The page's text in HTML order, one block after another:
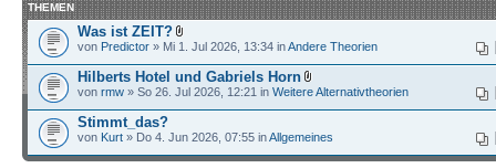
THEMEN
Was ist ZEIT?
von Predictor » Mi 1. Jul 2026, 13:34 inAndere Theorien
Hilberts Hotel und Gabriels Horn
von rmw » So 26. Jul 2026, 12:21 in Weitere Alternativtheorien
Stimmt_das?
von Kurt » Do 4. Jun 2026, 07:55 inAllgemeines